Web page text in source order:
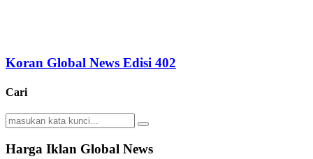
Koran Global News Edisi 402
Cari
Search
for:
Search
Harga Iklan Global News